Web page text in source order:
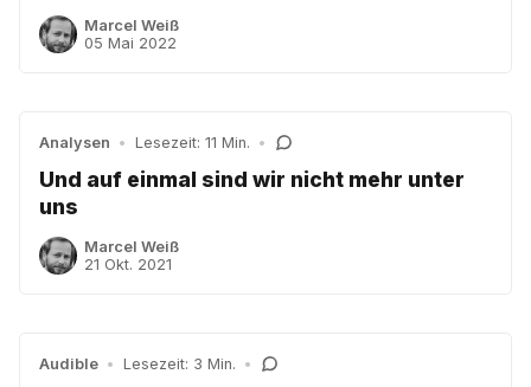
Marcel Weiß
05 Mai 2022
Analysen • Lesezeit: 11 Min. •
Und auf einmal sind wir nicht mehr unter
uns
Marcel Weiß
21 Okt. 2021
Audible • Lesezeit: 3 Min. •